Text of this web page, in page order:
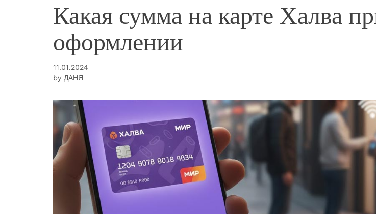
Какая сумма на карте Халва
оформлении
11.01.2024
by ДАНЯ